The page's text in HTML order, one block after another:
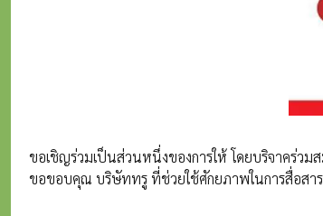
ขอเชิญร่วมเป็นส่วนหนึ่งของการให้ โดยบริจาคร่ว
ขอขอบคุณ บริษัททรู ที่ช่วยใช้ศักยภาพในการสื่อสาร